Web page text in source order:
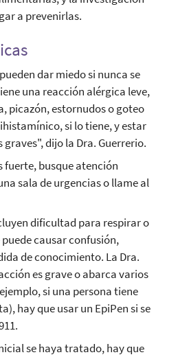
a prevenirlas.
dar miedo si nunca se
una reacción alérgica leve,
picazón, estornudos o goteo
si lo tiene, y estar
dijo la Dra. Guerrerio.
fuerte, busque atención
sala de urgencias o llame al
dificultad para respirar o
causar confusión,
de conocimiento. La Dra.
es grave o abarca varios
si una persona tiene
hay que usar un EpiPen si se
se haya tratado, hay que